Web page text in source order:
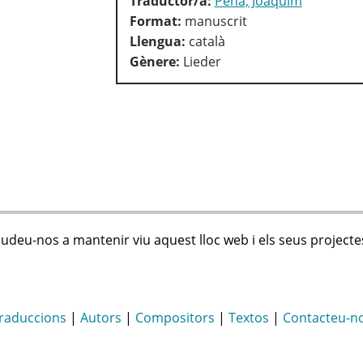
Format: manuscrit
Llengua: català
Gènere: Lieder
nos a mantenir viu aquest lloc web i els seus
| Autors | Compositors | Textos | Contacteu-